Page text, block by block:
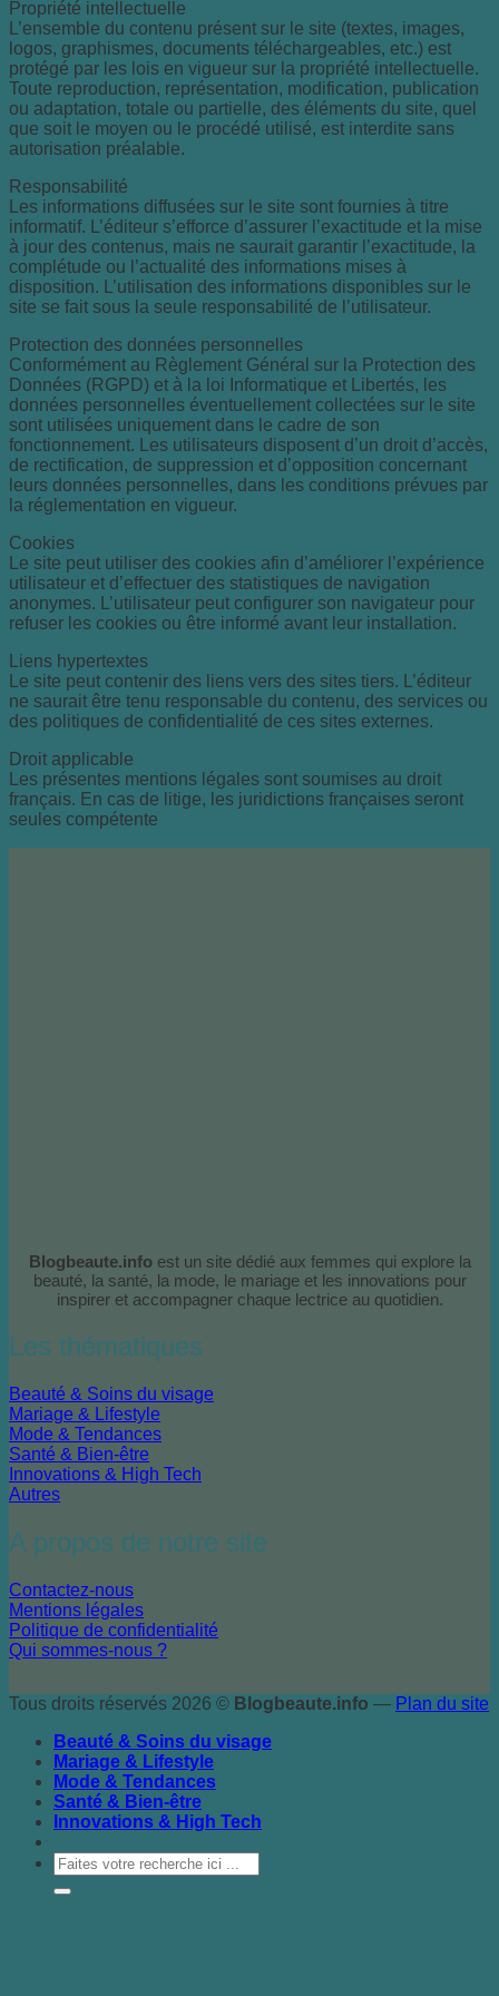
Propriété intellectuelle
L’ensemble du contenu présent sur le site (textes, images,
logos, graphismes, documents téléchargeables, etc.) est
protégé par les lois en vigueur sur la propriété intellectuelle.
Toute reproduction, représentation, modification, publication
ou adaptation, totale ou partielle, des éléments du site, quel
que soit le moyen ou le procédé utilisé, est interdite sans
autorisation préalable.
Responsabilité
Les informations diffusées sur le site sont fournies à titre
informatif. L’éditeur s’efforce d’assurer l’exactitude et la mise
à jour des contenus, mais ne saurait garantir l’exactitude, la
complétude ou l’actualité des informations mises à
disposition. L’utilisation des informations disponibles sur le
site se fait sous la seule responsabilité de l’utilisateur.
Protection des données personnelles
Conformément au Règlement Général sur la Protection des
Données (RGPD) et à la loi Informatique et Libertés, les
données personnelles éventuellement collectées sur le site
sont utilisées uniquement dans le cadre de son
fonctionnement. Les utilisateurs disposent d’un droit d’accès,
de rectification, de suppression et d’opposition concernant
leurs données personnelles, dans les conditions prévues par
la réglementation en vigueur.
Cookies
Le site peut utiliser des cookies afin d’améliorer l’expérience
utilisateur et d’effectuer des statistiques de navigation
anonymes. L’utilisateur peut configurer son navigateur pour
refuser les cookies ou être informé avant leur installation.
Liens hypertextes
Le site peut contenir des liens vers des sites tiers. L’éditeur
ne saurait être tenu responsable du contenu, des services ou
des politiques de confidentialité de ces sites externes.
Droit applicable
Les présentes mentions légales sont soumises au droit
français. En cas de litige, les juridictions françaises seront
seules compétente
Blogbeaute.infoest un site dédié aux femmes qui explore la
beauté, la santé, la mode, le mariage et les innovations pour
inspirer et accompagner chaque lectrice au quotidien.
Les thématiques
Beauté & Soins du visage
Mariage & Lifestyle
Mode & Tendances
Santé & Bien-être
Innovations & High Tech
Autres
A propos de notre site
Contactez-nous
Mentions légales
Politique de confidentialité
Qui sommes-nous ?
Tous droits réservés 2026 © Blogbeaute.info — Plan du site
Beauté & Soins du visage
Mariage & Lifestyle
Mode & Tendances
Santé & Bien-être
Innovations & High Tech